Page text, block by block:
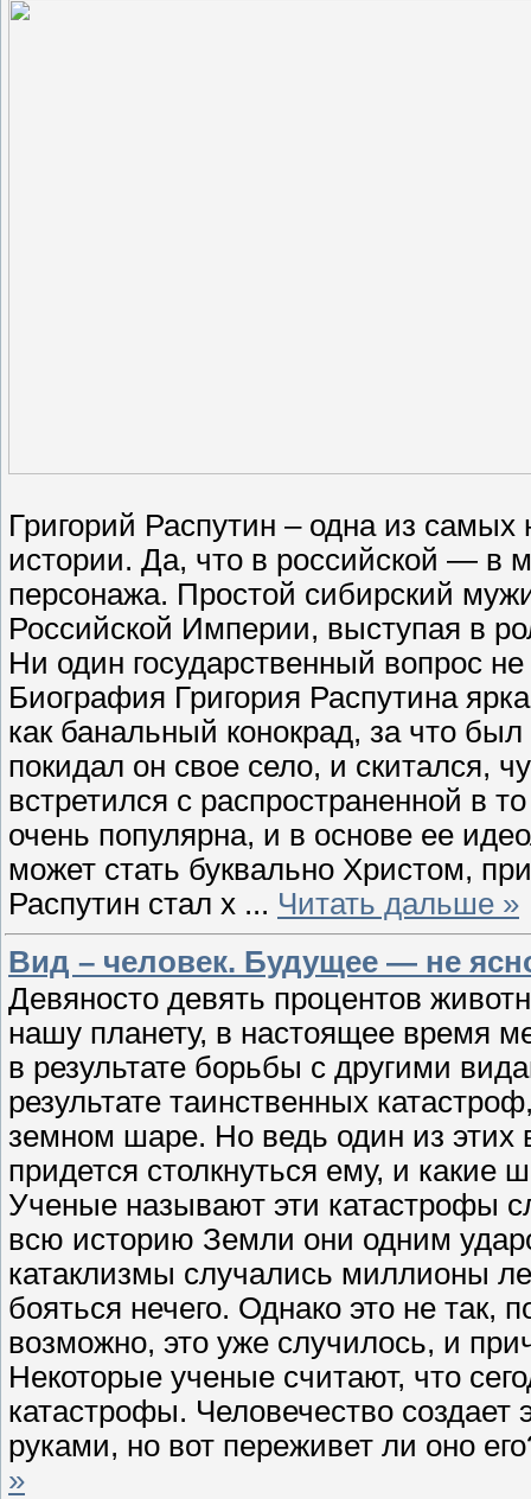
Григорий Распутин – одна из
истории. Да, что в российской — в
персонажа. Простой сибирский
Российской Империи, выступая в
Ни один государственный вопрос
Биография Григория Распутина
как банальный конокрад, за что
покидал он свое село, и скитался,
встретился с распространенной в
очень популярна, и в основе ее
может стать буквально Христом,
Распутин стал х ... Читать дальше »
Вид – человек. Будущее — не
Девяносто девять процентов
нашу планету, в настоящее время
в результате борьбы с другими
результате таинственных
земном шаре. Но ведь один из этих
придется столкнуться ему, и
Ученые называют эти катастрофы
всю историю Земли они одним
катаклизмы случались миллионы
бояться нечего. Однако это не так,
возможно, это уже случилось, и
Некоторые ученые считают, что
катастрофы. Человечество
руками, но вот переживет ли оно
»